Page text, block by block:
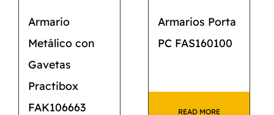
Armario
Metálico con
Gavetas
Practibox
FAK106663
Armarios Porta
PC FAS160100
READ MORE